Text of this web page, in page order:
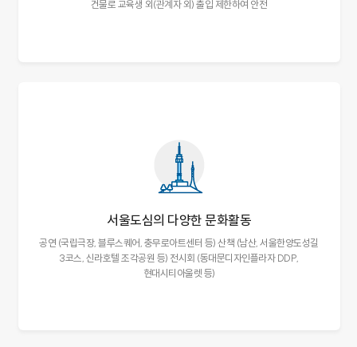
건물로 교육생 외(관계자 외) 출입 제한하여 안전
서울도심의 다양한 문화활동
공연 (국립극장, 블루스퀘어, 충무로아트센터 등) 산책 (남산, 서울한양도성길
3코스, 신라호텔 조각공원 등) 전시회 (동대문디자인플라자 DDP,
현대시티아울렛 등)